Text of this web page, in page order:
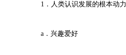
1．人类认识发展的根本动
a．兴趣爱好